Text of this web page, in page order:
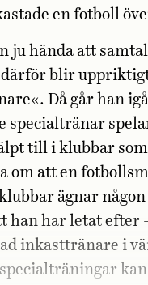
en fotboll
ju hända att
blir
Då går han
specialtränar
till i klubbar
om att en
ägnar
han har letat
inkasttränare i